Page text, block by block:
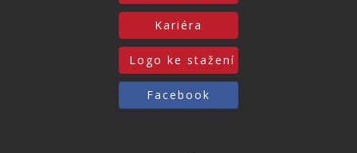
Kariéra
Logo ke stažení
Facebook